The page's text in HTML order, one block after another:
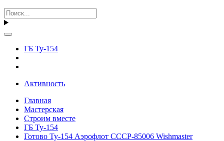
ГБ Ту-154
Активность
Главная
Мастерская
Строим вместе
ГБ Ту-154
Готово Ту-154 Аэрофлот СССР-85006 Wishmaster